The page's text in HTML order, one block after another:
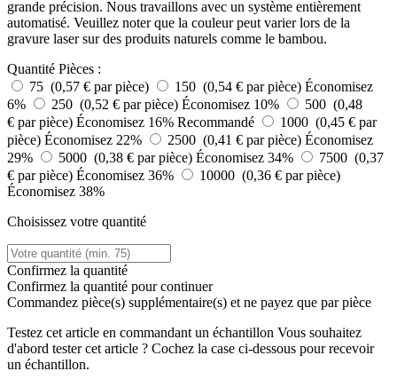
grande précision. Nous travaillons avec un système entièrement
automatisé. Veuillez noter que la couleur peut varier lors de la
gravure laser sur des produits naturels comme le bambou.
Quantité Pièces :
75 (0,57 € par pièce)
150 (0,54 € par pièce) Économisez
6%
250 (0,52 € par pièce) Économisez 10%
500 (0,48
€ par pièce) Économisez 16% Recommandé
1000 (0,45 € par
pièce) Économisez 22% 2500 (0,41 € par pièce) Économisez
29%
5000 (0,38 € par pièce) Économisez 34%
7500 (0,37
€ par pièce) Économisez 36%
10000 (0,36 € par pièce)
Économisez 38%
Choisissez votre quantité
Confirmez la quantité
Confirmez la quantité pour continuer
Commandez pièce(s) supplémentaire(s) et ne payez que par pièce
Testez cet article en commandant un échantillon Vous souhaitez
d'abord tester cet article ? Cochez la case ci-dessous pour recevoir
un échantillon.